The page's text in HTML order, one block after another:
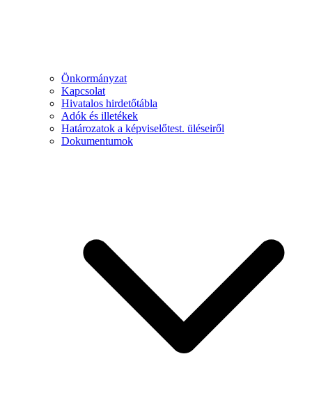
Önkormányzat
Kapcsolat
Hivatalos hirdetőtábla
Adók és illetékek
Határozatok a képviselőtest. üléseiről
Dokumentumok